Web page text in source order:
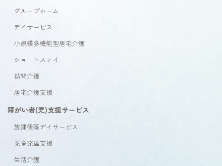
グループホーム
デイサービス
小規模多機能型居宅介護
ショートステイ
訪問介護
居宅介護支援
障がい者(児)支援サービス
放課後等デイサービス
児童発達支援
生活介護